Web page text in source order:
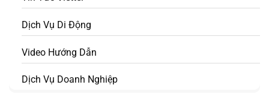
Dịch Vụ Di Động
Video Hướng Dẫn
Dịch Vụ Doanh Nghiệp